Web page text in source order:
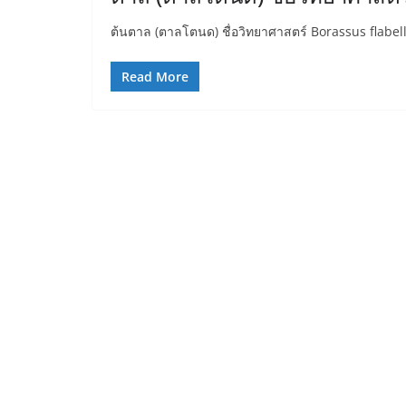
ต้นตาล (ตาลโตนด) ชื่อวิทยาศาสตร์ Borassus
Read More